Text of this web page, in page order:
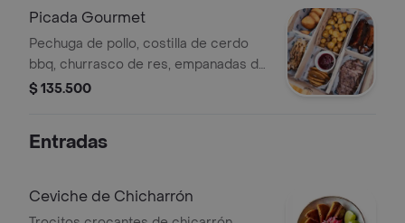
Picada Gourmet
Pechuga de pollo, costilla de cerdo
bbq, churrasco de res, empanadas de
queso, acompañados de arepa de
$ 135.500
Entradas
Ceviche de Chicharrón